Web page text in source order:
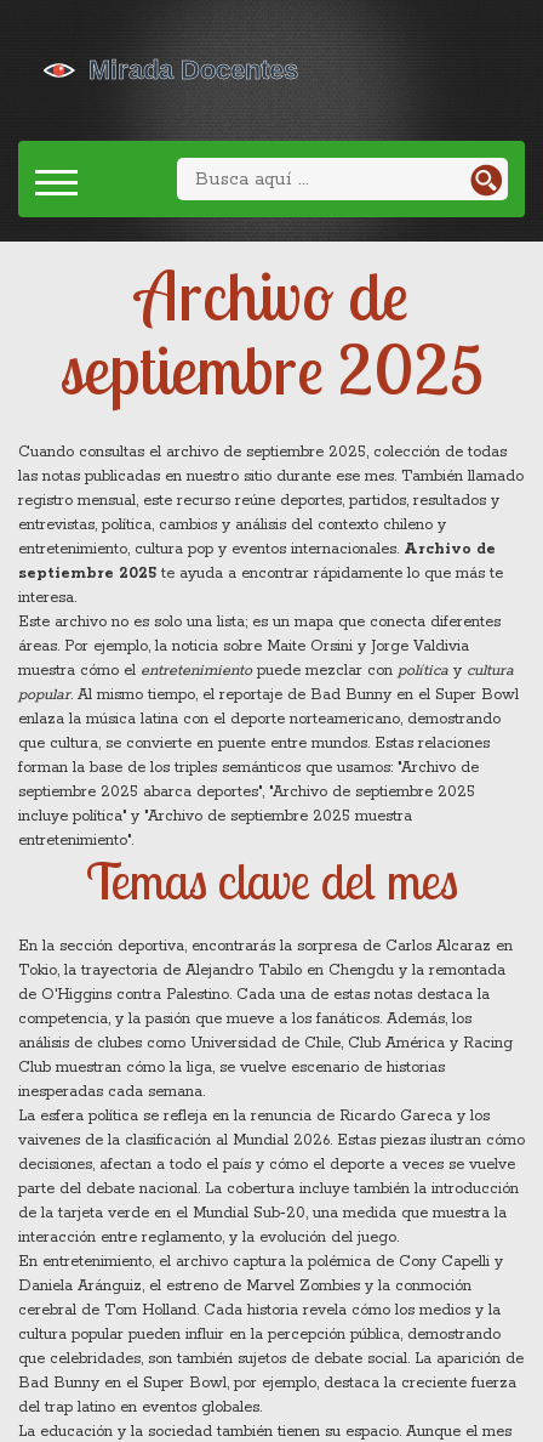
Archivo de
septiembre 2025
Cuando consultas el archivo de septiembre 2025, colección de todas
las notas publicadas en nuestro sitio durante ese mes. También llamado
registro mensual, este recurso reúne deportes, partidos, resultados y
entrevistas, política, cambios y análisis del contexto chileno y
entretenimiento, cultura pop y eventos internacionales. Archivo de
septiembre 2025 te ayuda a encontrar rápidamente lo que más te
interesa.
Este archivo no es solo una lista; es un mapa que conecta diferentes
áreas. Por ejemplo, la noticia sobre Maite Orsini y Jorge Valdivia
muestra cómo el entretenimientopuede mezclar con política y cultura
popular. Al mismo tiempo, el reportaje de Bad Bunny en el Super Bowl
enlaza la música latina con el deporte norteamericano, demostrando
que cultura, se convierte en puente entre mundos. Estas relaciones
forman la base de los triples semánticos que usamos: "Archivo de
septiembre 2025 abarca deportes", "Archivo de septiembre 2025
incluye política" y "Archivo de septiembre 2025 muestra
entretenimiento".
Temas clave del mes
En la sección deportiva, encontrarás la sorpresa de Carlos Alcaraz en
Tokio, la trayectoria de Alejandro Tabilo en Chengdu y la remontada
de O'Higgins contra Palestino. Cada una de estas notas destaca la
competencia, y la pasión que mueve a los fanáticos. Además, los
análisis de clubes como Universidad de Chile, Club América y Racing
Club muestran cómo la liga, se vuelve escenario de historias
inesperadas cada semana.
La esfera política se refleja en la renuncia de Ricardo Gareca y los
vaivenes de la clasificación al Mundial 2026. Estas piezas ilustran cómo
decisiones, afectan a todo el país y cómo el deporte a veces se vuelve
parte del debate nacional. La cobertura incluye también la introducción
de la tarjeta verde en el Mundial Sub‑20, una medida que muestra la
interacción entrereglamento, y la evolución del juego.
En entretenimiento, el archivo captura la polémica de Cony Capelli y
Daniela Aránguiz, el estreno de Marvel Zombies y la conmoción
cerebral de Tom Holland. Cada historia revela cómo los medios y la
cultura popular pueden influir en la percepción pública, demostrando
que celebridades, son también sujetos de debate social. La aparición de
Bad Bunny en el Super Bowl, por ejemplo, destaca la creciente fuerza
del trap latino en eventos globales.
La educación y la sociedad también tienen su espacio. Aunque el mes